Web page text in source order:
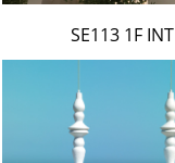
SE113 1F INT